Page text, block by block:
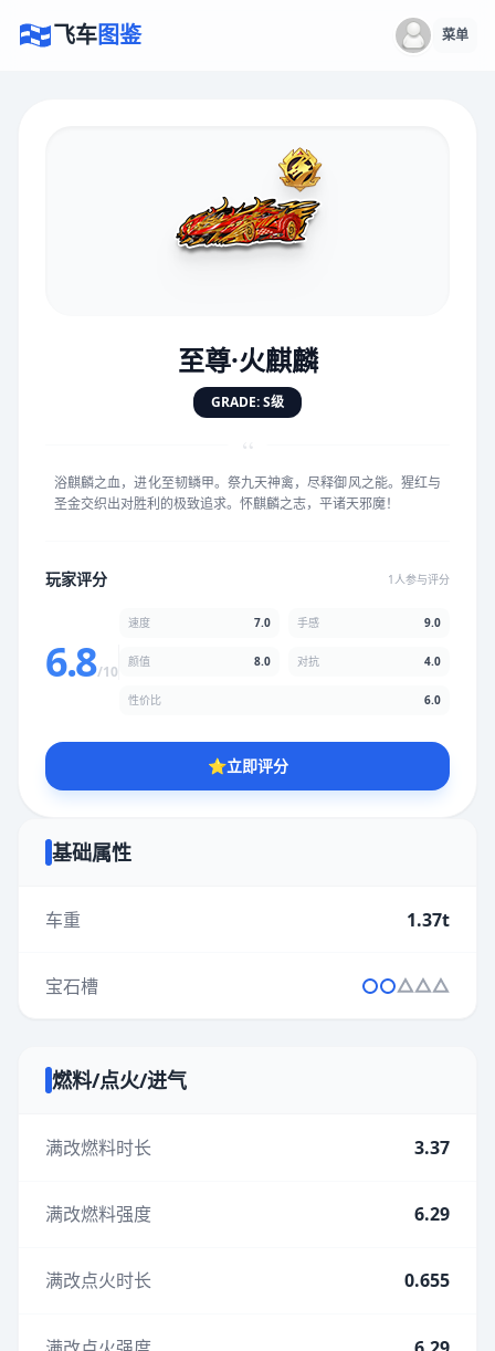
飞车图鉴 菜单
至尊·火麒麟
GRADE: S级
“
浴麒麟之血，进化至韧鳞甲。祭九天神禽，尽释御风之能。猩红与
圣金交织出对胜利的极致追求。怀麒麟之志，平诸天邪魔！
玩家评分 1人参与评分
6.8/10
速度 7.0 手感 9.0
颜值 8.0 对抗 4.0
性价比 6.0
⭐立即评分
基础属性
车重 1.37t
宝石槽
燃料/点火/进气
满改燃料时长 3.37
满改燃料强度 6.29
满改点火时长 0.655
★★★★★★
手感 5.0分
★★ ★ ★
性价比
★★★★★★★★★★